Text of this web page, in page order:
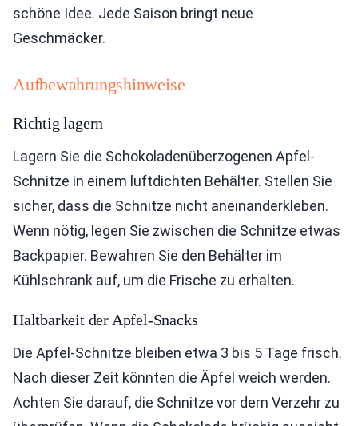
schöne Idee. Jede Saison bringt neue
Geschmäcker.
Aufbewahrungshinweise
Richtig lagern
Lagern Sie die Schokoladenüberzogenen Apfel-
Schnitze in einem luftdichten Behälter. Stellen Sie
sicher, dass die Schnitze nicht aneinanderkleben.
Wenn nötig, legen Sie zwischen die Schnitze etwas
Backpapier. Bewahren Sie den Behälter im
Kühlschrank auf, um die Frische zu erhalten.
Haltbarkeit der Apfel-Snacks
Die Apfel-Schnitze bleiben etwa 3 bis 5 Tage frisch.
Nach dieser Zeit könnten die Äpfel weich werden.
Achten Sie darauf, die Schnitze vor dem Verzehr zu